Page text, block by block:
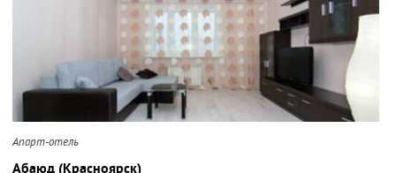
Апарт-отель
Абаюд (Красноярск)